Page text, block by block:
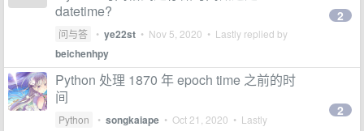
datetime?
问与答 • ye22st • Nov 5, 2020 • Lastly replied by
beichenhpy
2
Python 处理 1870 年 epoch time 之前的时
间
Python • songkaiape • Oct 21, 2020 • Lastly
2